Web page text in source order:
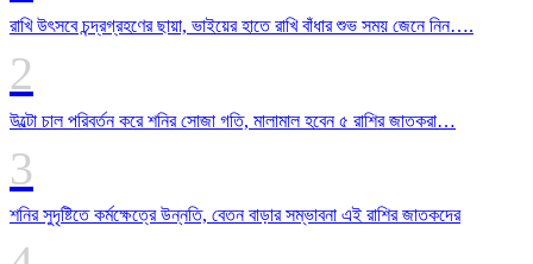
রাখি উৎসবে চন্দ্রগ্রহণের ছায়া, ভাইয়ের হাতে রাখি বাঁধার শুভ সময় জেনে নিন….
উল্টো চাল পরিবর্তন করে শনির সোজা গতি, মালামাল হবেন ৫ রাশির জাতকরা…
শনির সুদৃষ্টিতে কর্মক্ষেত্রে উন্নতি, বেতন বাড়ার সম্ভাবনা এই রাশির জাতকদের